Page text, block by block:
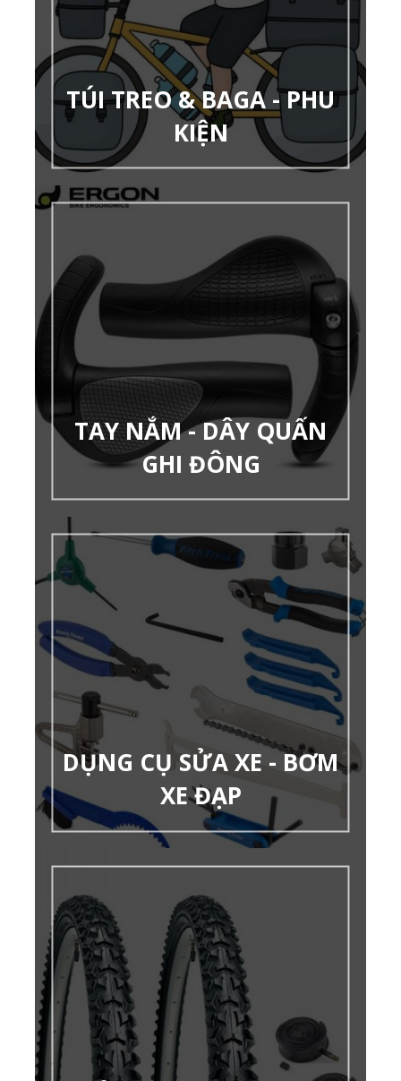
TÚI TREO & BAGA - PHU
KIỆN
TAY NẮM - DÂY QUẤN
GHI ĐÔNG
DỤNG CỤ SỬA XE - BƠM
XE ĐẠP